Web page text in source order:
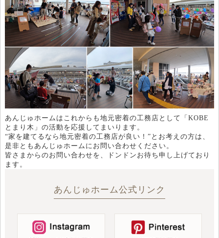
あんじゅホームはこれからも地元密着の工務店として「KOBE
とまり木」の活動を応援してまいります。
“家を建てるなら地元密着の工務店が良い！”とお考えの方は、
是非ともあんじゅホームにお問い合わせください。
皆さまからのお問い合わせを、ドンドンお待ち申し上げており
ます。
あんじゅホーム公式リンク